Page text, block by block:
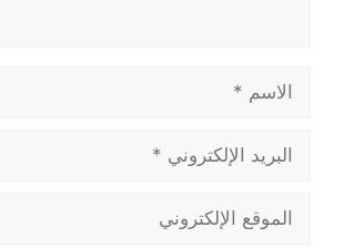
الاسم
البريد
الإلكتروني
الموقع
الإلكتروني